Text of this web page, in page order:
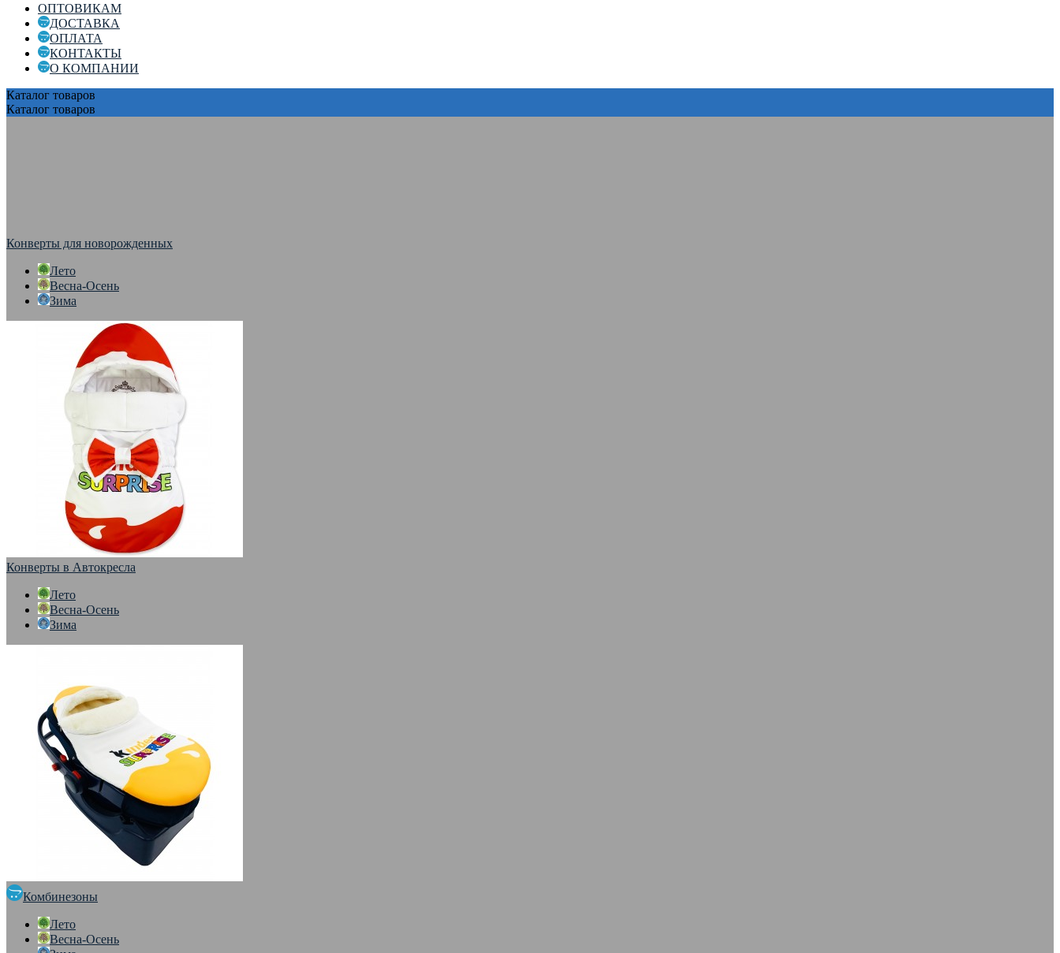
ОПТОВИКАМ
ДОСТАВКА
ОПЛАТА
КОНТАКТЫ
О КОМПАНИИ
Каталог товаров
Каталог товаров
Конверты для новорожденных
Лето
Весна-Осень
Зима
Конверты в Автокресла
Лето
Весна-Осень
Зима
Комбинезоны
Лето
Весна-Осень